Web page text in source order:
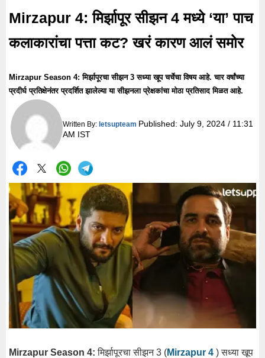
Mirzapur 4: मिर्झापूर सीझन 4 मध्ये ‘या’ पाच
कलाकारांचा पत्ता कट? खरं कारण आलं समोर
Mirzapur Season 4: मिर्झापूरचा सीझन 3 सध्या खूप चर्चेचा विषय आहे. चार वर्षांच्या
प्रदीर्घ प्रतिक्षेनंतर प्रदर्शित झालेल्या या सीझनला प्रेक्षकांचा मोठा प्रतिसाद मिळत आहे.
Written By: letsupteam Published: July 9, 2024 / 11:31
AM IST
Mirzapur Season 4: मिर्झापूरचा सीझन 3 (Mirzapur 4 ) सध्या खूप